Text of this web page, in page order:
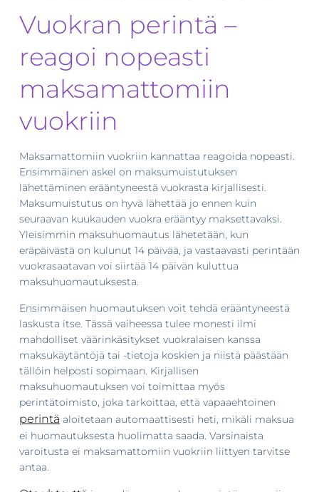
Vuokran perintä –
reagoi nopeasti
maksamattomiin
vuokriin
Maksamattomiin vuokriin kannattaa reagoida nopeasti.
Ensimmäinen askel on maksumuistutuksen
lähettäminen erääntyneestä vuokrasta kirjallisesti.
Maksumuistutus on hyvä lähettää jo ennen kuin
seuraavan kuukauden vuokra erääntyy maksettavaksi.
Yleisimmin maksuhuomautus lähetetään, kun
eräpäivästä on kulunut 14 päivää, ja vastaavasti perintään
vuokrasaatavan voi siirtää 14 päivän kuluttua
maksuhuomautuksesta.
Ensimmäisen huomautuksen voit tehdä erääntyneestä
laskusta itse. Tässä vaiheessa tulee monesti ilmi
mahdolliset väärinkäsitykset vuokralaisen kanssa
maksukäytäntöjä tai -tietoja koskien ja niistä päästään
tällöin helposti sopimaan. Kirjallisen
maksuhuomautuksen voi toimittaa myös
perintätoimisto, joka tarkoittaa, että vapaaehtoinen
perintä aloitetaan automaattisesti heti, mikäli maksua
ei huomautuksesta huolimatta saada. Varsinaista
varoitusta ei maksamattomiin vuokriin liittyen tarvitse
antaa.